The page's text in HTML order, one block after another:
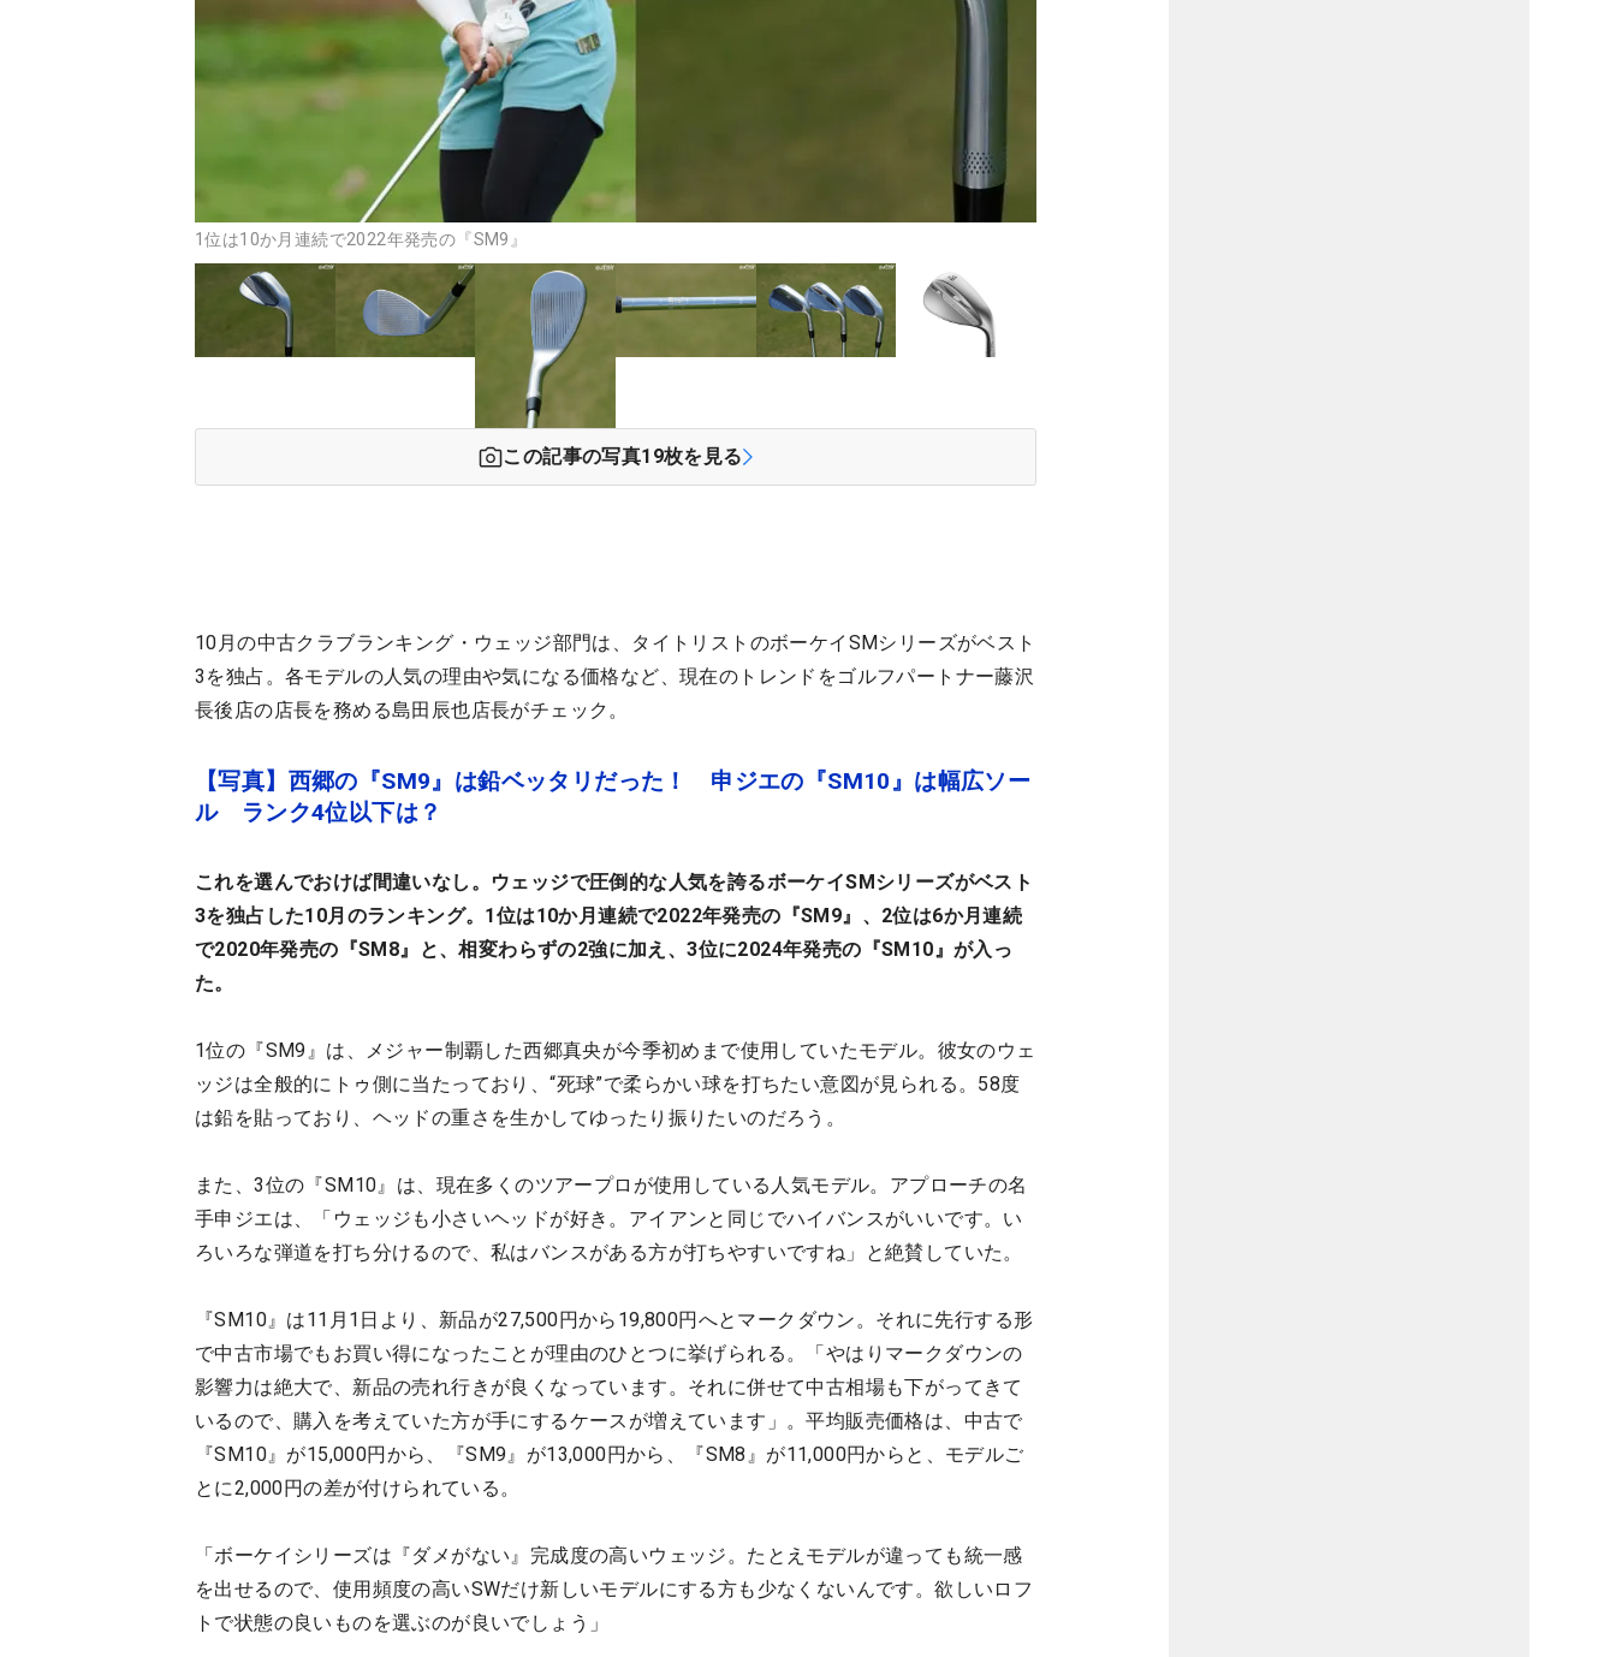
1位は10か月連続で2022年発売の『SM9』
この記事の写真19枚を見る
10月の中古クラブランキング・ウェッジ部門は、タイトリストのボーケイSMシリーズがベスト
3を独占。各モデルの人気の理由や気になる価格など、現在のトレンドをゴルフパートナー藤沢
長後店の店長を務める島田辰也店長がチェック。
【写真】西郷の『SM9』は鉛ベッタリだった！ 申ジエの『SM10』は幅広ソー
ル ランク4位以下は？
これを選んでおけば間違いなし。ウェッジで圧倒的な人気を誇るボーケイSMシリーズがベスト
3を独占した10月のランキング。1位は10か月連続で2022年発売の『SM9』、2位は6か月連続
で2020年発売の『SM8』と、相変わらずの2強に加え、3位に2024年発売の『SM10』が入っ
た。
1位の『SM9』は、メジャー制覇した西郷真央が今季初めまで使用していたモデル。彼女のウェ
ッジは全般的にトゥ側に当たっており、“死球”で柔らかい球を打ちたい意図が見られる。58度
は鉛を貼っており、ヘッドの重さを生かしてゆったり振りたいのだろう。
また、3位の『SM10』は、現在多くのツアープロが使用している人気モデル。アプローチの名
手申ジエは、「ウェッジも小さいヘッドが好き。アイアンと同じでハイバンスがいいです。い
ろいろな弾道を打ち分けるので、私はバンスがある方が打ちやすいですね」と絶賛していた。
『SM10』は11月1日より、新品が27,500円から19,800円へとマークダウン。それに先行する形
で中古市場でもお買い得になったことが理由のひとつに挙げられる。「やはりマークダウンの
影響力は絶大で、新品の売れ行きが良くなっています。それに併せて中古相場も下がってきて
いるので、購入を考えていた方が手にするケースが増えています」。平均販売価格は、中古で
『SM10』が15,000円から、『SM9』が13,000円から、『SM8』が11,000円からと、モデルご
とに2,000円の差が付けられている。
「ボーケイシリーズは『ダメがない』完成度の高いウェッジ。たとえモデルが違っても統一感
を出せるので、使用頻度の高いSWだけ新しいモデルにする方も少なくないんです。欲しいロフ
トで状態の良いものを選ぶのが良いでしょう」